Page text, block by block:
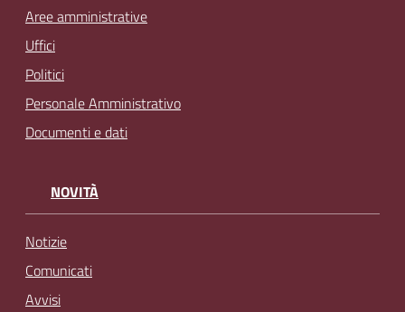
Aree amministrative
Uffici
Politici
Personale Amministrativo
Documenti e dati
NOVITÀ
Notizie
Comunicati
Avvisi